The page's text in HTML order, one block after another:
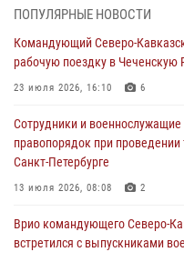
в честь юбилея ведомства
08 августа 2026, 09:03
медицины с учетом опыта СВО
08 августа 2026, 09:00
В Кабардино-Балкарии
08 августа 2026, 07:00
ПОПУЛЯРНЫЕ НОВОСТИ
Командующий Северо-
рабочую поездку в Чеченскую
23 июля 2026, 16:10 6
Сотрудники и
правопорядок при
Санкт-Петербурге
13 июля 2026, 08:08 2
Врио командующего Северо-
встретился с выпускниками